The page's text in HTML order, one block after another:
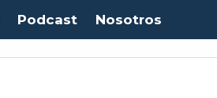
Podcast Nosotros